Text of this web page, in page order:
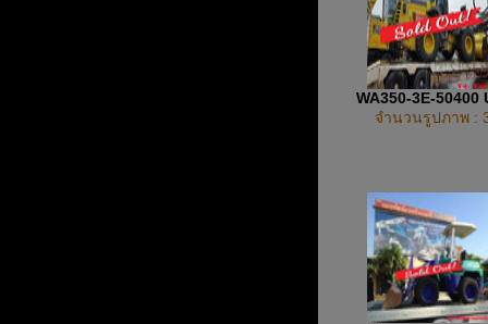
WA350-3E-50400
จำนวนรูปภาพ :